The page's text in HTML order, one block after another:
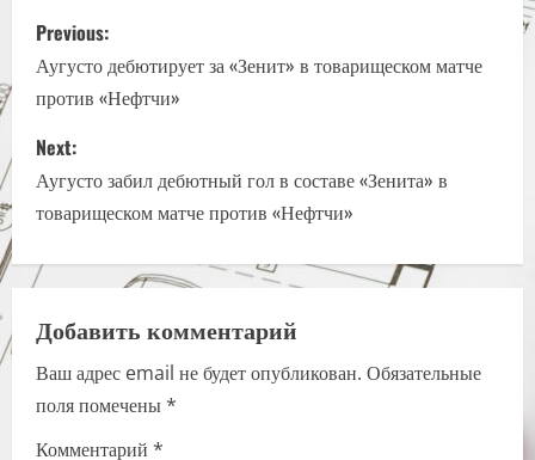
P
o
s
t
n
a
v
i
g
Previous:
Аугусто дебютирует за «Зенит» в товарищеском матче
против «Нефтчи»
Next:
Аугусто забил дебютный гол в составе «Зенита» в
товарищеском матче против «Нефтчи»
Добавить комментарий
Ваш адрес email не будет опубликован. Обязательные
поля помечены*
Комментарий *